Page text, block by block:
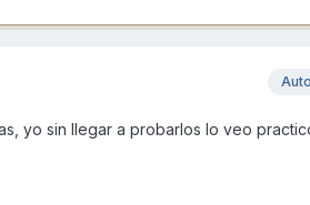
yo sin llegar a probarlos lo veo